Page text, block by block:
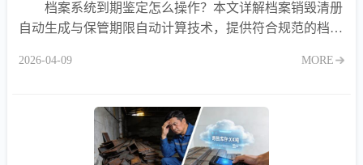
档案系统到期鉴定怎么操作？本文详解档案销毁清册
自动生成与保管期限自动计算技术，提供符合规范的档案
2026-04-09 MORE